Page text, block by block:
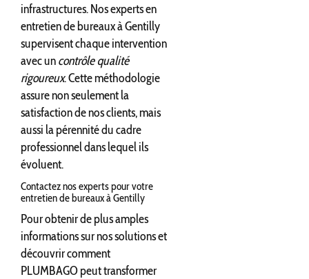
infrastructures. Nos experts en
entretien de bureaux à Gentilly
supervisent chaque intervention
avec uncontrôle qualité
rigoureux. Cette méthodologie
assure non seulement la
satisfaction de nos clients, mais
aussi la pérennité du cadre
professionnel dans lequel ils
évoluent.
Contactez nos experts pour votre
entretien de bureaux à Gentilly
Pour obtenir de plus amples
informations sur nos solutions et
découvrir comment
PLUMBAGO peut transformer